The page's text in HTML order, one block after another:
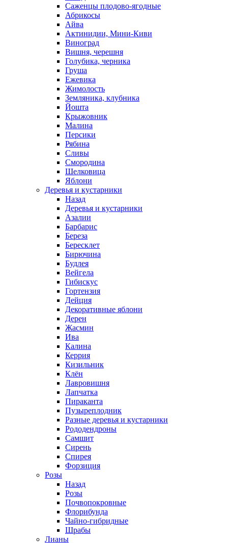
Саженцы плодово-ягодные
Абрикосы
Айва
Актинидии, Мини-Киви
Виноград
Вишня, черешня
Голубика, черника
Груша
Ежевика
Жимолость
Земляника, клубника
Йошта
Крыжовник
Малина
Персики
Рябина
Сливы
Смородина
Шелковица
Яблони
Деревья и кустарники
Назад
Деревья и кустарники
Азалии
Барбарис
Береза
Бересклет
Бирючина
Будлея
Вейгела
Гибискус
Гортензия
Дейция
Декоративные яблони
Дерен
Жасмин
Ива
Калина
Керрия
Кизильник
Клён
Лавровишня
Лапчатка
Пираканта
Пузыреплодник
Разные деревья и кустарники
Рододендроны
Самшит
Сирень
Спирея
Форзиция
Розы
Назад
Розы
Почвопокровные
Флорибунда
Чайно-гибридные
Шрабы
Лианы